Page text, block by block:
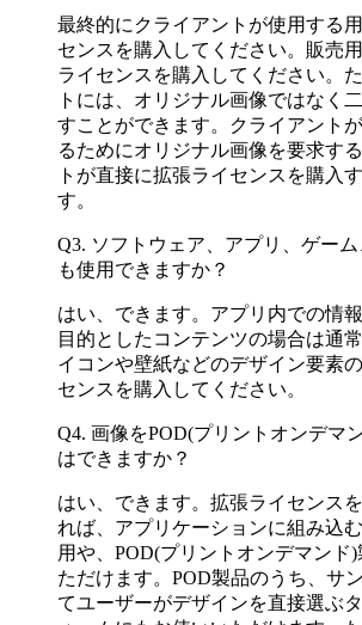
最終的にクライアントが使用する
センスを購入してください。販売
ライセンスを購入してください。
トには、オリジナル画像ではなく
すことができます。クライアント
るためにオリジナル画像を要求す
トが直接に拡張ライセンスを購入
す。
Q3. ソフトウェア、アプリ、ゲー
も使用できますか？
はい、できます。アプリ内での情
目的としたコンテンツの場合は通
イコンや壁紙などのデザイン要素
センスを購入してください。
Q4. 画像をPOD(プリントオンデマ
はできますか？
はい、できます。拡張ライセンス
れば、アプリケーションに組み込
用や、POD(プリントオンデマンド
ただけます。POD製品のうち、サ
てユーザーがデザインを直接選ぶ